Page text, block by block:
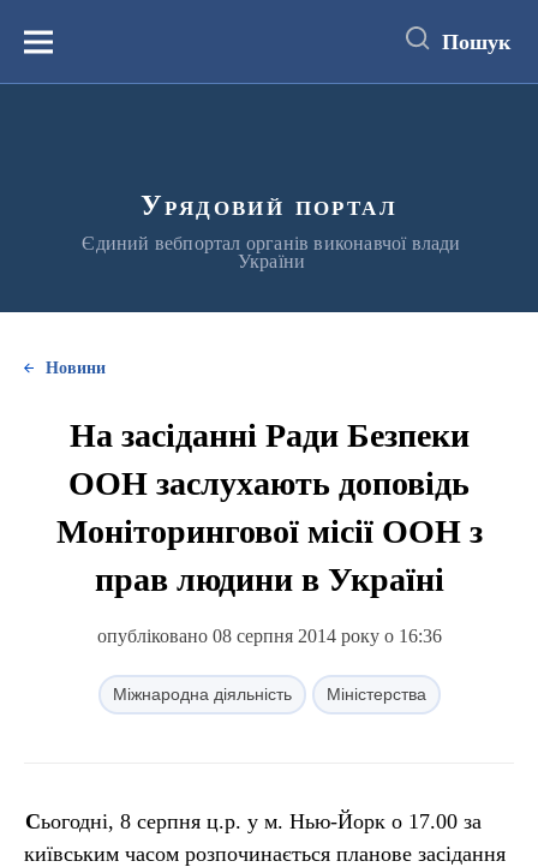
вмістуМеню Пошук
Урядовий портал
Єдиний вебпортал органів виконавчої влади
України
Новини
На засіданні Ради Безпеки
ООН заслухають доповідь
Моніторингової місії ООН з
прав людини в Україні
опубліковано 08 серпня 2014 року о 16:36
Міжнародна діяльність Міністерства
Сьогодні, 8 серпня ц.р. у м. Нью-Йорк о 17.00 за
київським часом розпочинається планове засідання